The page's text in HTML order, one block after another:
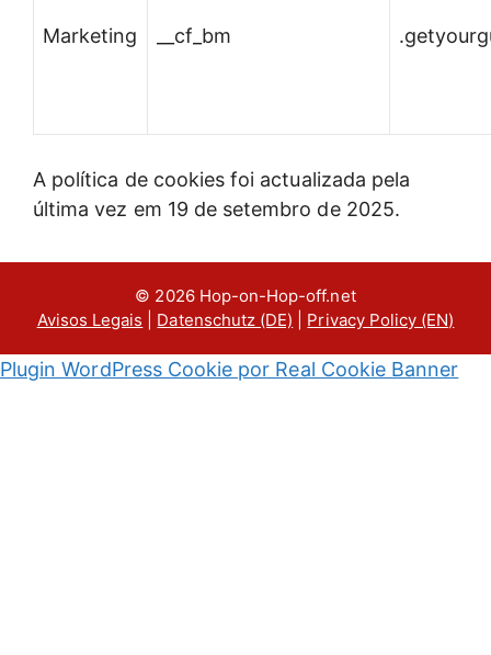
Marketing __cf_bm
A política de cookies foi actualizada pela
última vez em 19 de setembro de 2025.
© 2026 Hop-on-Hop-off.net
Avisos Legais
Datenschutz (DE) Privacy Policy (EN)
Plugin WordPress Cookie por Real Cookie Banner